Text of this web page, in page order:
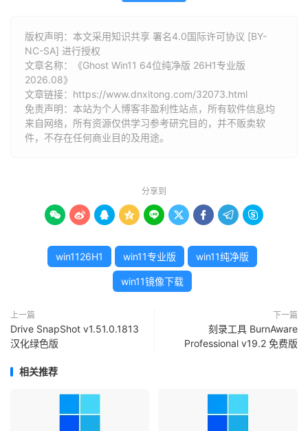
版权声明：本文采用知识共享 署名4.0国际许可协议 [BY-
NC-SA] 进行授权
文章名称：《Ghost Win11 64位纯净版 26H1专业版
2026.08》
文章链接： https://www.dnxitong.com/32073.html
免责声明：本站为个人博客非盈利性站点，所有软件信息均
来自网络，所有资源仅供学习参考研究目的，并不贩卖软
件，不存在任何商业目的及用途。
分享到
        
win1126H1 win11专业版 win11纯净版
win11镜像下载
上一篇
Drive SnapShot v1.51.0.1813
汉化绿色版
下一篇
刻录工具 BurnAware
Professional v19.2 免费版
相关推荐